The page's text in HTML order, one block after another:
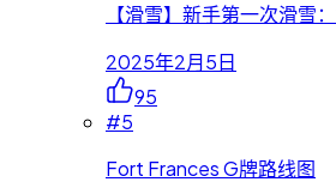
【滑雪】新手第一次滑雪
2025年2月5日
95
#5
Fort Frances G牌路线图